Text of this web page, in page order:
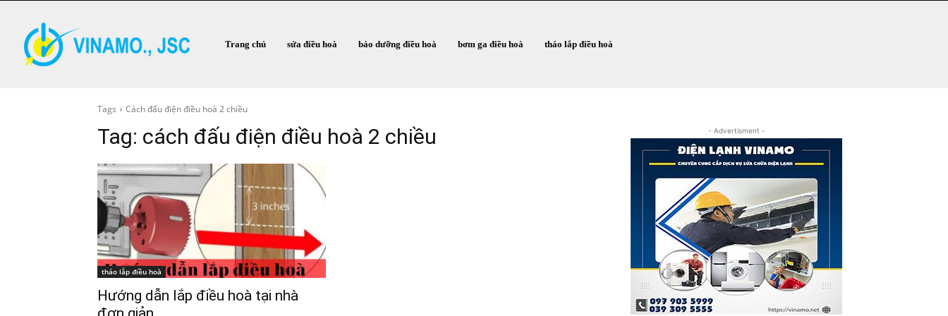
Trang chủ sửa điều hoà bảo dưỡng điều hoà bơm ga điều hoà tháo lắp điều hoà
Tags Cách đấu điện điều hoà 2 chiều
Tag: cách đấu điện điều hoà 2 chiều
tháo lắp điều hoà
Hướng dẫn lắp điều hoà tại nhà
- Advertisment -